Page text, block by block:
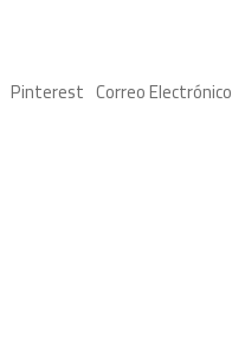
Pinterest Correo Electrónico